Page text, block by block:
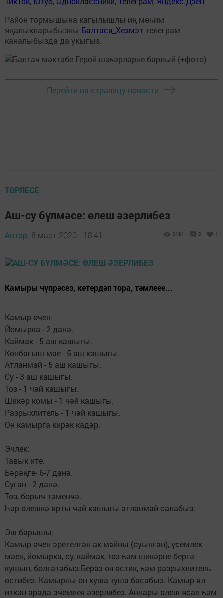
Район тормышына кагылышлы иң мөһим
яңалыкларыбызны Балтаси_Хезмэт телеграм
каналыбызда да укыгыз.
Перейти на страницу новости
ТӨРЛЕСЕ
Аш-су бүлмәсе: өлеш әзерлибез
Автор, 8 март 2020 - 18:41 3191 0 1
Камыры чүпрәсез, кетердәп тора, тәмлеее...
Камыр өчен:
Йомырка - 2 данә.
Каймак - 5 аш кашыгы.
Көнбагыш мае - 5 аш кашыгы.
Атланмай - 5 аш кашыгы.
Су - 3 аш кашыгы.
Тоз - 1 чәй кашыгы.
Шикәр комы - 1 чәй кашыгы.
Разрыхлитель - 1 чәй кашыгы.
Он камырга кирәк кадәр.
Эчлек:
Тавык ите.
Бәрәңге- 6-7 данә.
Суган - 2 данә.
Тоз, борыч тәменчә.
Һәр өлешкә ярты чәй кашыгы атланмай салабыз.
Эш барышы:
Камыр өчен эретелгән ак майны (суынган), үсемлек
маен, йомырка, су, каймак, тоз һәм шикәрне бергә
кушып, болгатабыз.Бераз он өстик, һәм разрыхлитель
өстибез. Камырны он куша куша басабыз. Камыр ял
иткән арада эчемлек әзерлибез. Аннары өлеш ясап һәм